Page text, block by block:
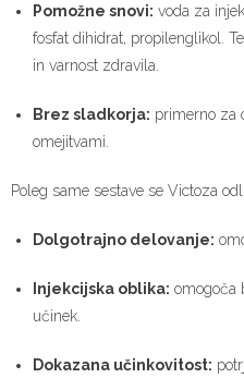
Pomožne snovi: voda za
fosfat dihidrat, propilenglikol.
in varnost zdravila.
Brez sladkorja: primerno za
omejitvami.
Poleg same sestave se Victoza
Dolgotrajno delovanje:
Injekcijska oblika: omogoča
učinek.
Dokazana učinkovitost: